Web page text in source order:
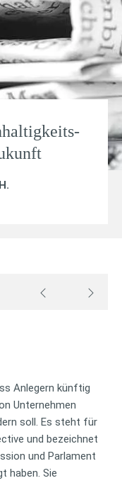
.
Anlegern künftig
Unternehmen
soll. Es steht für
und bezeichnet
und Parlament
haben. Sie